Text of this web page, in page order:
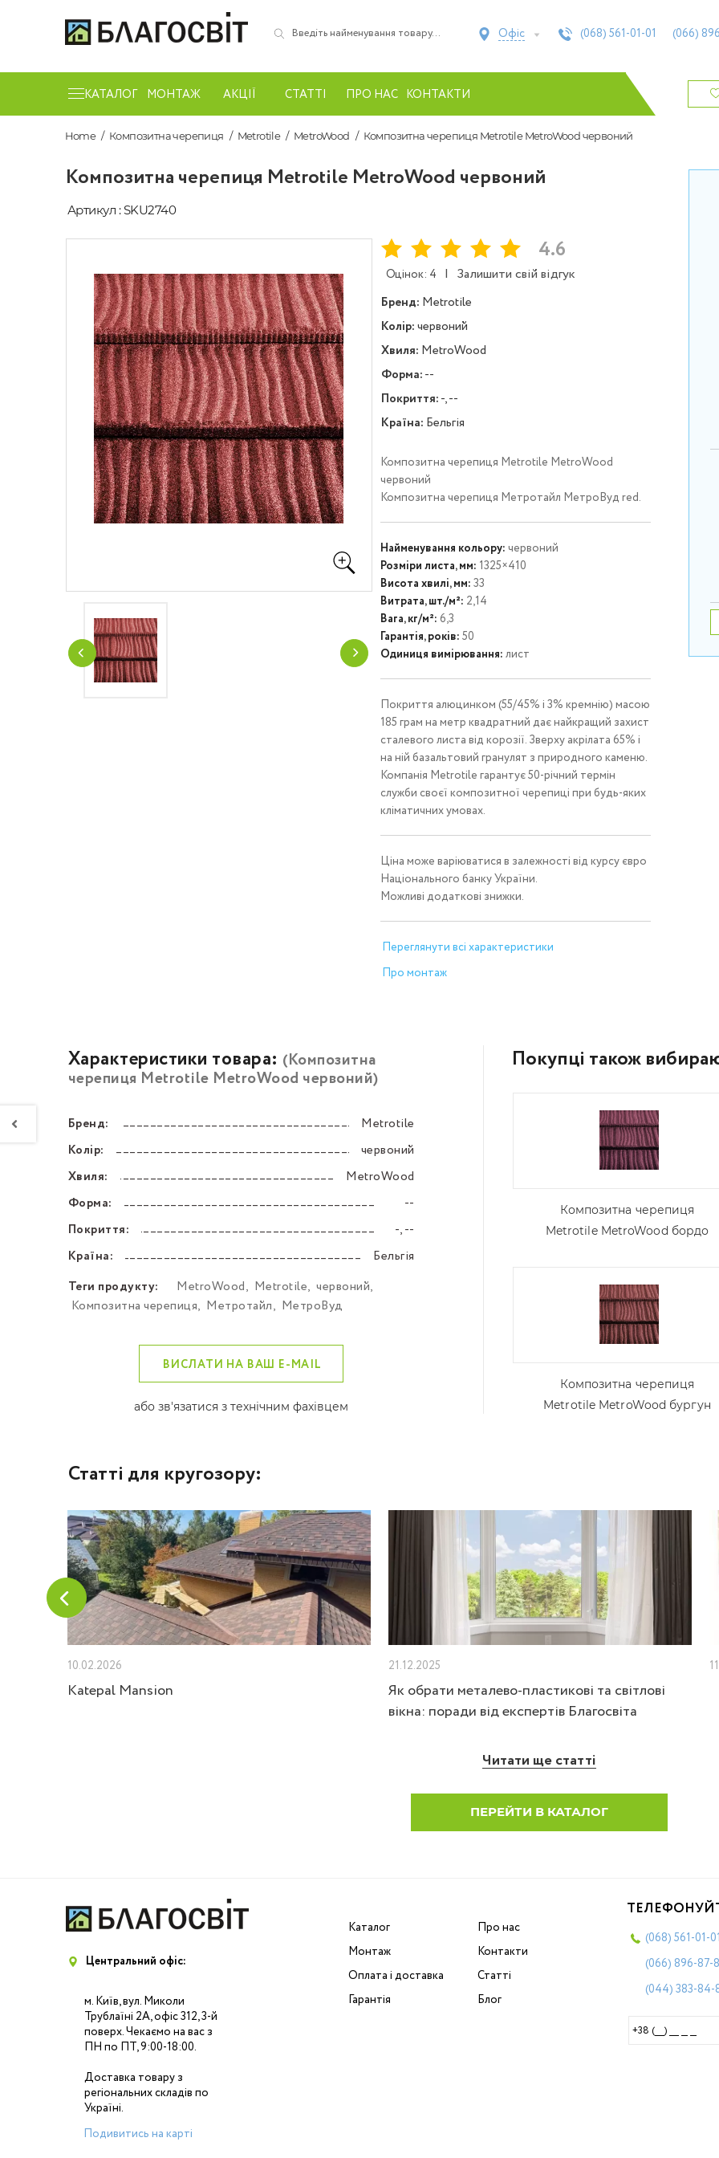
Офіс (068) 561-01-01 (066)
КАТАЛОГ МОНТАЖ АКЦІЇ СТАТТІ ПРО НАС КОНТАКТИ
Home Композитна черепиця Metrotile MetroWood Композитна черепиця Metrotile MetroWood червоний
Композитна черепиця Metrotile MetroWood червоний
Артикул : SKU2740
4.6
Оцінок: 4 | Залишити свій відгук
Бренд: Metrotile
Колір:червоний
Хвиля: MetroWood
Форма:--
Покриття:-, --
Країна: Бельгія
Композитна черепиця Metrotile MetroWood
червоний
Композитна черепиця Метротайл МетроВуд red.
Найменування кольору: червоний
Розміри листа, мм: 1325×410
Висота хвилі, мм: 33
Витрата, шт./м²: 2,14
Вага, кг/м²: 6,3
Гарантія, років: 50
Одиниця вимірювання: лист
Покриття алюцинком (55/45% і 3% кремнію) масою
185 грам на метр квадратний дає найкращий захист
сталевого листа від корозії. Зверху акрілата 65% і
на ній базальтовий гранулят з природного каменю.
Компанія Metrotile гарантує 50-річний термін
служби своєї композитної черепиці при будь-яких
кліматичних умовах.
Ціна може варіюватися в залежності від курсу євро
Національного банку України.
Можливі додаткові знижки.
Переглянути всі характеристики
Про монтаж
Характеристики товара: (Композитна
черепиця Metrotile MetroWood червоний)
Бренд:
–––––––––––––––––––––––––––––––––––––––––––––Metrotile
Колір:
–––––––––––––––––––––––––––––––––––––––––––––червоний
Хвиля:
–––––––––––––––––––––––––––––––––––––––––––––MetroWood
Форма:
–––––––––––––––––––––––––––––––––––––––––––––
--
Покриття:
–––––––––––––––––––––––––––––––––––––––––––––
-, --
Країна:
–––––––––––––––––––––––––––––––––––––––––––––Бельгія
Теги продукту:
MetroWood, Metrotile, червоний,
Композитна черепиця, Метротайл, МетроВуд
ВИСЛАТИ НА ВАШ E-MAIL
або зв'язатися з технічним фахівцем
Покупці також
Композитна черепиця
Metrotile MetroWood бордо
Композитна черепиця
Metrotile MetroWood бургун
Статті для кругозору:
10.02.2026
Katepal Mansion
21.12.2025
Як обрати металево-пластикові та світлові
вікна: поради від експертів Благосвіта
Читати ще статті
ПЕРЕЙТИ В КАТАЛОГ
Центральний офіс:
м. Київ, вул. Миколи
Трублаїні 2А, офіс 312, 3-й
поверх. Чекаємо на вас з
ПН по ПТ, 9:00-18:00.
Доставка товару з
регіональних складів по
Україні.
Подивитись на карті
Каталог
Монтаж
Оплата і доставка
Гарантія
Про нас
Контакти
Статті
Блог
(068) 561-01-
(066) 896-87-
(044) 383-84-